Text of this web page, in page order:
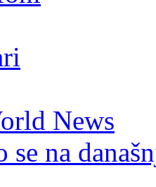
News
se na